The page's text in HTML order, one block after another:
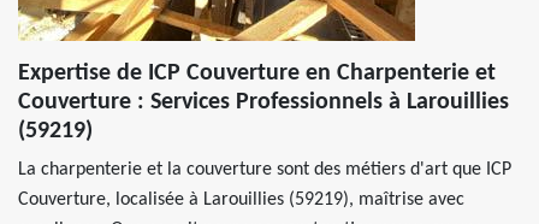
Expertise de ICP Couverture en Charpenterie et
Couverture : Services Professionnels à Larouillies
(59219)
La charpenterie et la couverture sont des métiers d'art que ICP
Couverture, localisée à Larouillies (59219), maîtrise avec